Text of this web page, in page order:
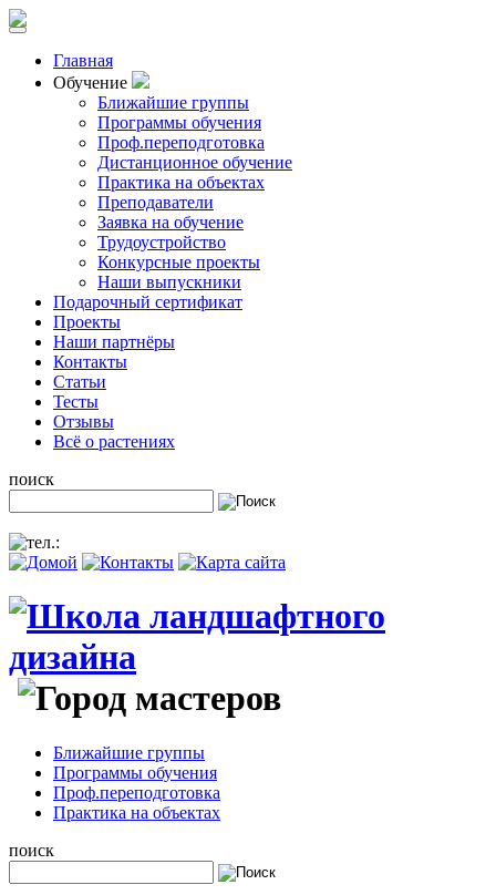
Главная
Обучение
Ближайшие группы
Программы обучения
Проф.переподготовка
Дистанционное обучение
Практика на объектах
Преподаватели
Заявка на обучение
Трудоустройство
Конкурсные проекты
Наши выпускники
Подарочный сертификат
Проекты
Наши партнёры
Контакты
Статьи
Тесты
Отзывы
Всё о растениях
поиск
Ближайшие группы
Программы обучения
Проф.переподготовка
Практика на объектах
поиск